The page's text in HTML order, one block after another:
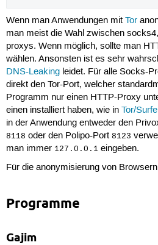
Wenn man Anwendungen mit Tor
man meist die Wahl zwischen
proxys. Wenn möglich, sollte man
wählen. Ansonsten ist es sehr
DNS-Leakingleidet. Für alle Socks-
direkt den Tor-Port, welcher
Programm nur einen HTTP-Proxy
einen installiert haben, wie in Tor/
in der Anwendung entweder den
8118 oder den Polipo-Port 8123
man immer 127.0.0.1eingeben.
Für die anonymisierung von
Programme
Gajim